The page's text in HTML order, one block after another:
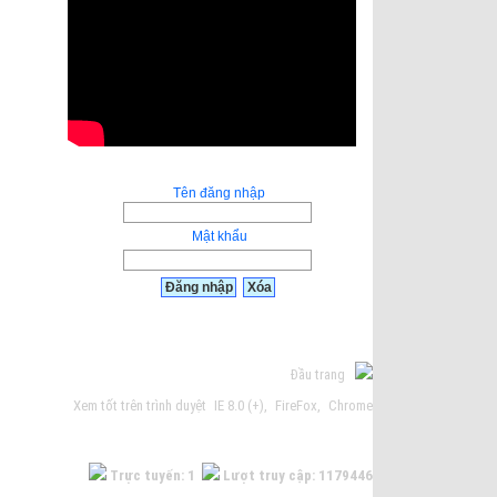
Tên đăng nhập
Mật khẩu
Đầu trang
Xem tốt trên trình duyệt IE 8.0 (+), FireFox, Chrome
Trực tuyến: 1 Lượt truy cập: 1179446